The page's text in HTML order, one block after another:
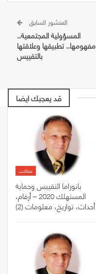
المنشور السابق
المسؤولية المجتمعية..
مفهومها.. تطبيقها وعلاقتها
بالتقييس
قد يعجبك ايضا
مقالات
بانوراما التقييس وحماية
المستهلك 2020 – أرقام،
أحداث، تواريخ، معلومات (2)